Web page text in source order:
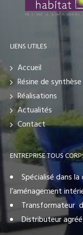
LIENS UTILES
Accueil
Résine de synthèse
Réalisations
Actualités
Contact
ENTREPRISE TOUS
Spécialisé dans
l’aménagement
Transformateur
Distributeur